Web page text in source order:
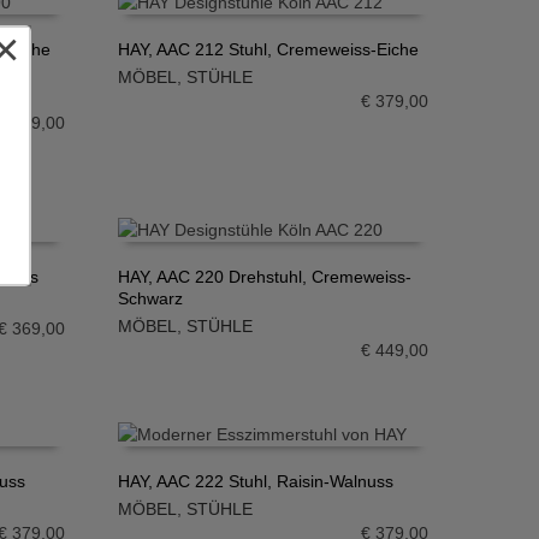
Eiche
499,00
IN DEN WARENKORB
HAY, AAC 212 Stuhl, Cremeweiss-Eiche
MÖBEL
STÜHLE
€ 379,00
369,00
IN DEN WARENKORB
HAY, AAC 220 Drehstuhl, Cremeweiss-
Schwarz
MÖBEL
STÜHLE
€ 449,00
379,00
IN DEN WARENKORB
HAY, AAC 222 Stuhl, Raisin-Walnuss
MÖBEL
STÜHLE
€ 379,00